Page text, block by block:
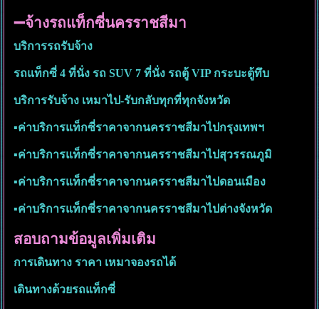
➖จ้างรถแท็กซี่นครราชสีมา
บริการรถรับจ้าง
รถแท็กซี่ 4 ที่นั่ง รถ SUV 7 ที่นั่ง รถตู้ VIP กระบะตู้ทึบ
บริการรับจ้าง เหมาไป-รับกลับทุกที่ทุกจังหวัด
▪︎ค่าบริการแท็กซี่ราคาจากนครราชสีมาไปกรุงเทพฯ
▪︎ค่าบริการแท็กซี่ราคาจากนครราชสีมาไปสุวรรณภูมิ
▪︎ค่าบริการแท็กซี่ราคาจากนครราชสีมาไปดอนเมือง
▪︎ค่าบริการแท็กซี่ราคาจากนครราชสีมาไปต่างจังหวัด
สอบถามข้อมูลเพิ่มเติม
การเดินทาง ราคา เหมาจองรถได้
เดินทางด้วยรถแท็กซี่